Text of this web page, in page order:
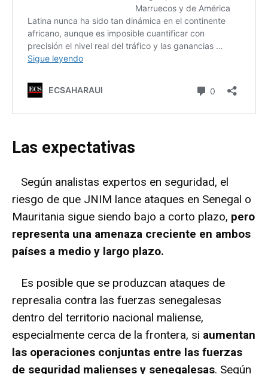
Las expectativas
Según analistas expertos en seguridad, el
riesgo de que JNIM lance ataques en Senegal o
Mauritania sigue siendo bajo a corto plazo, pero
representa una amenaza creciente en ambos
países a medio y largo plazo.
Es posible que se produzcan ataques de
represalia contra las fuerzas senegalesas
dentro del territorio nacional maliense,
especialmente cerca de la frontera, si aumentan
las operaciones conjuntas entre las fuerzas
de seguridad malienses y senegalesas. Según